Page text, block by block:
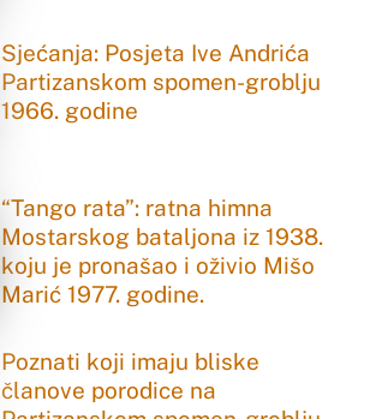
Sjećanja: Posjeta Ive Andrića
Partizanskom spomen-groblju
1966. godine
“Tango rata”: ratna himna
Mostarskog bataljona iz 1938.
koju je pronašao i oživio Mišo
Marić 1977. godine.
Poznati koji imaju bliske
članove porodice na